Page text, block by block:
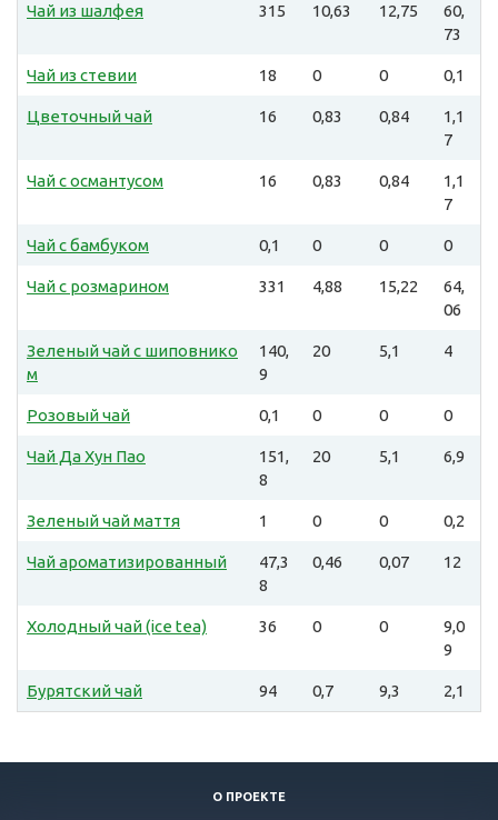
Чай из шалфея 315 10,63 12,75
60,
73
Чай из стевии 18 0 0 0,1
Цветочный чай 16 0,83 0,84
1,1
7
Чай с османтусом 16 0,83 0,84
1,1
7
Чай с бамбуком 0,1 0 0 0
Чай с розмарином 331 4,88 15,22
64,
06
Зеленый чай с шиповнико
м
140,
9
20 5,1 4
Розовый чай 0,1 0 0 0
Чай Да Хун Пао
151,
8
20 5,1 6,9
Зеленый чай маття 1 0 0 0,2
Чай ароматизированный
47,3
8
0,46 0,07 12
Холодный чай (ice tea) 36 0 0
9,0
9
Бурятский чай 94 0,7 9,3 2,1
О ПРОЕКТЕ